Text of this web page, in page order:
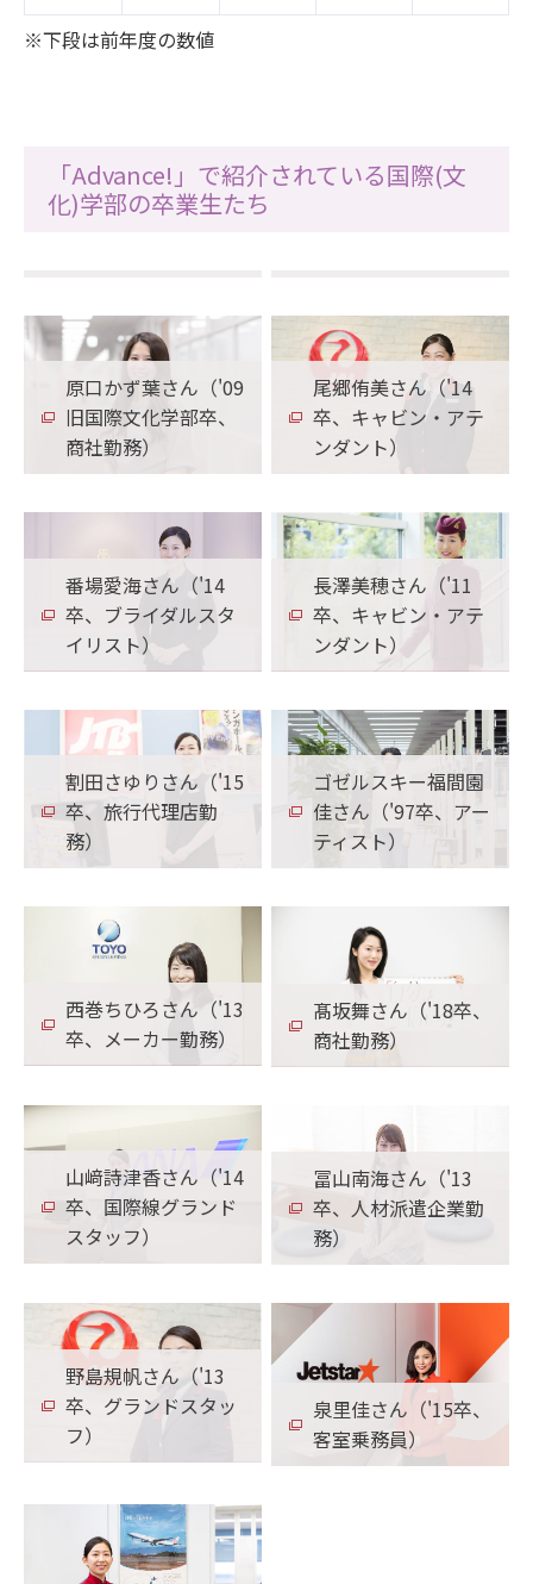
※下段は前年度の数値
「Advance!」で紹介されている国際(文
化)学部の卒業生たち
鈴木未夏子さん（旧
国際文化学部卒、会
福井裕美子さん（旧
原口かず葉さん（'09
旧国際文化学部卒、
商社勤務）
尾郷侑美さん（'14
卒、キャビン・アテ
ンダント）
番場愛海さん（'14
卒、ブライダルスタ
イリスト）
長澤美穂さん（'11
卒、キャビン・アテ
ンダント）
割田さゆりさん（'15
卒、旅行代理店勤
務）
ゴゼルスキー福間園
佳さん（'97卒、アー
ティスト）
西巻ちひろさん（'13
卒、メーカー勤務）
髙坂舞さん（'18卒、
商社勤務）
山﨑詩津香さん（'14
卒、国際線グランド
スタッフ）
冨山南海さん（'13
卒、人材派遣企業勤
務）
野島規帆さん（'13
卒、グランドスタッ
フ）
泉里佳さん（'15卒、
客室乗務員）